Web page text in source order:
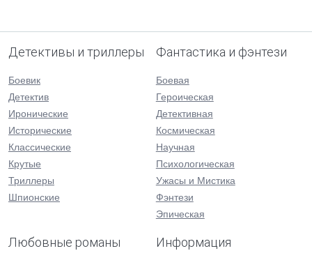
Детективы и триллеры
Боевик
Детектив
Иронические
Исторические
Классические
Крутые
Триллеры
Шпионские
Фантастика и фэнтези
Боевая
Героическая
Детективная
Космическая
Научная
Психологическая
Ужасы и Мистика
Фэнтези
Эпическая
Любовные романы Информация